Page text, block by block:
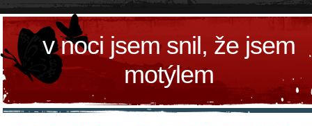
v noci jsem snil, že jsem
motýlem